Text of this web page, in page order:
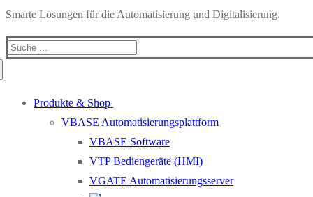
Smarte Lösungen für die Automatisierung und Digitalisierung.
Produkte & Shop
VBASE Automatisierungsplattform
VBASE Software
VTP Bediengeräte (HMI)
VGATE Automatisierungsserver